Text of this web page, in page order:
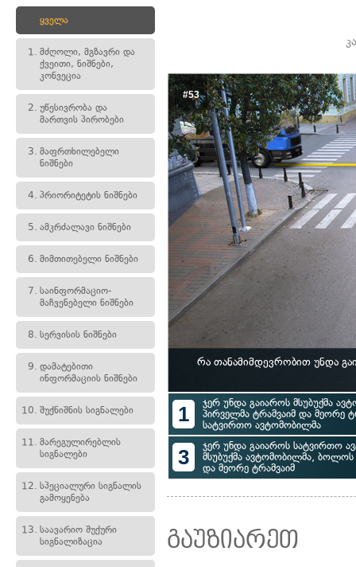
ყველა
1. მძღოლი, მგზავრი და
ქვეითი, ნიშნები,
კონვეცია
2. უწესივრობა და
მართვის პირობები
3. მაფრთხილებელი
ნიშნები
4. პრიორიტეტის ნიშნები
5. ამკრძალავი ნიშნები
6. მიმთითებელი ნიშნები
7. საინფორმაციო-
მაჩვენებელი ნიშნები
8. სერვისის ნიშნები
9. დამატებითი
ინფორმაციის ნიშნები
10. შუქნიშნის სიგნალები
11. მარეგულირებლის
სიგნალები
12. სპეციალური სიგნალის
გამოყენება
13. საავარიო შუქური
სიგნალიზაცია
#53
რა თანამიმდევრობით უნდა
1
ჯერ უნდა გაიაროს მსუბუქმა
პირველმა ტრამვაიმ და მეორე
სატვირთო ავტომობილმა
3
ჯერ უნდა გაიაროს სატვირთო
მსუბუქმა ავტომობილმა, ბოლოს
და მეორე ტრამვაიმ
გაუზიარეთ